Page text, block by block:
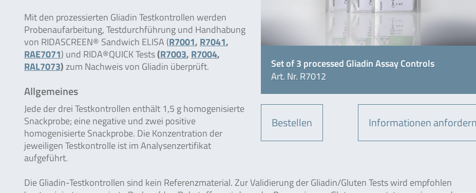
Set of 3 processed Gliadin Assay Controls
Art. Nr. R7012
Bestellen Informationen anfordern
Mit den prozessierten Gliadin Testkontrollen werden
Probenaufarbeitung, Testdurchführung und Handhabung
von RIDASCREEN® Sandwich ELISA (R7001, R7041,
RAE7071) und RIDA®QUICK Tests(R7003, R7004,
RAL7073)zum Nachweis von Gliadin überprüft.
Allgemeines
Jede der drei Testkontrollen enthält 1,5 g homogenisierte
Snackprobe; eine negative und zwei positive
homogenisierte Snackprobe. Die Konzentration der
jeweiligen Testkontrolle ist im Analysenzertifikat
aufgeführt.
Die Gliadin-Testkontrollen sind kein Referenzmaterial. Zur Validierung der Gliadin/Gluten Tests wird empfohlen